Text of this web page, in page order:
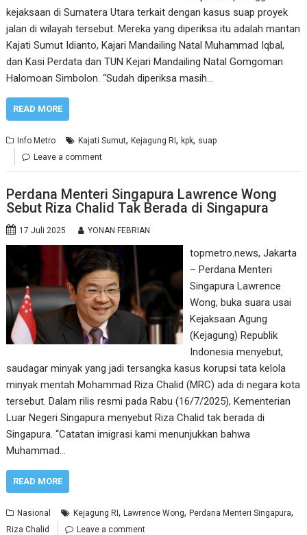
kejaksaan di Sumatera Utara terkait dengan kasus suap proyek
jalan di wilayah tersebut. Mereka yang diperiksa itu adalah mantan
Kajati Sumut Idianto, Kajari Mandailing Natal Muhammad Iqbal,
dan Kasi Perdata dan TUN Kejari Mandailing Natal Gomgoman
Halomoan Simbolon. “Sudah diperiksa masih…
READ MORE
Info Metro Kajati Sumut,Kejagung RI,kpk, suap
Leave a comment
Perdana Menteri Singapura Lawrence Wong
Sebut Riza Chalid Tak Berada di Singapura
17 Juli 2025 YONAN FEBRIAN
topmetro.news, Jakarta
– Perdana Menteri
Singapura Lawrence
Wong, buka suara usai
Kejaksaan Agung
(Kejagung) Republik
Indonesia menyebut,
saudagar minyak yang jadi tersangka kasus korupsi tata kelola
minyak mentah Mohammad Riza Chalid (MRC) ada di negara kota
tersebut. Dalam rilis resmi pada Rabu (16/7/2025), Kementerian
Luar Negeri Singapura menyebut Riza Chalid tak berada di
Singapura. “Catatan imigrasi kami menunjukkan bahwa
Muhammad…
READ MORE
Nasional Kejagung RI,Lawrence Wong,Perdana Menteri Singapura,
Riza Chalid Leave a comment